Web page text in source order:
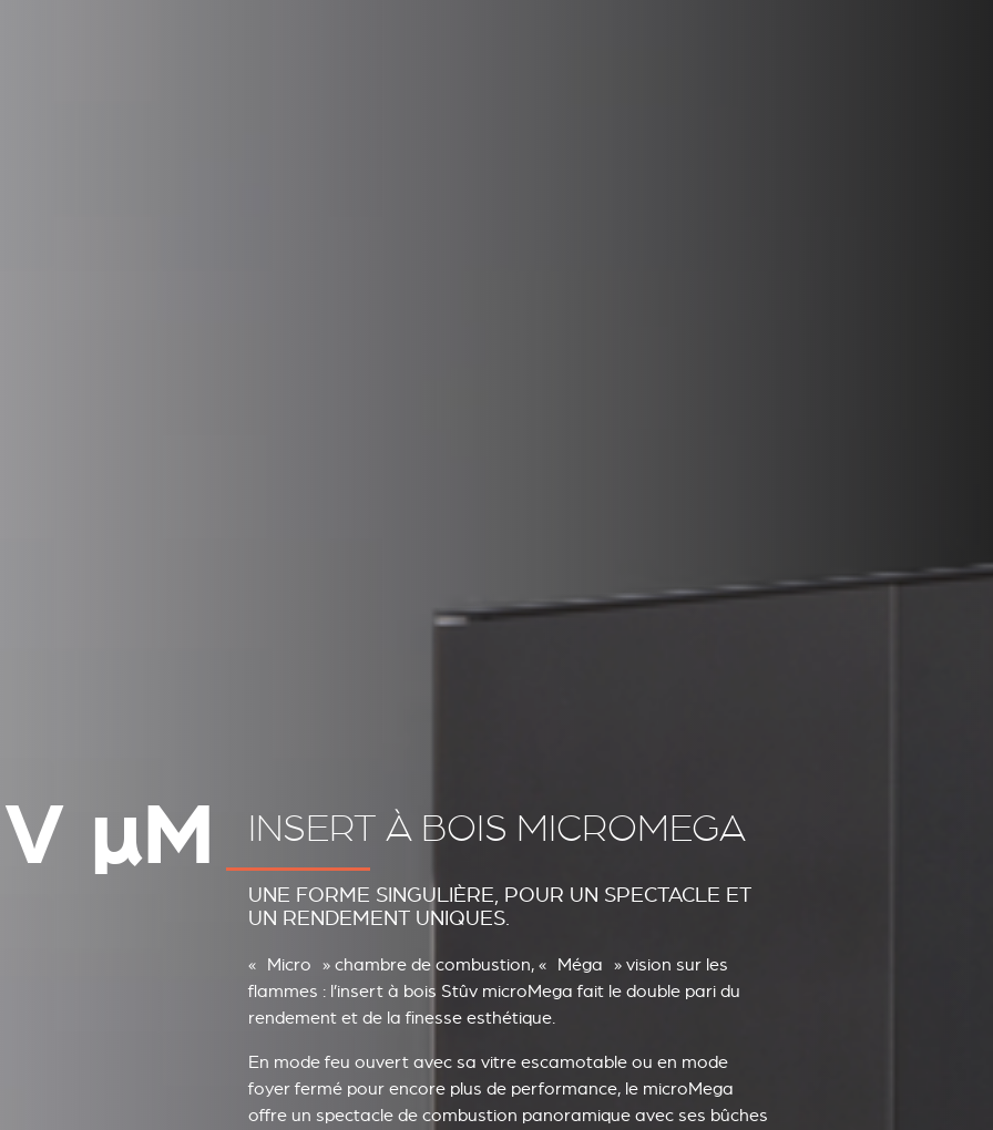
µM INSERT À BOIS MICROMEGA
UNE FORME SINGULIÈRE, POUR UN SPECTACLE ET
UN RENDEMENT UNIQUES.
« Micro » chambre de combustion, « Méga » vision sur les
flammes : l’insert à bois Stûv microMega fait le double pari du
rendement et de la finesse esthétique.
En mode feu ouvert avec sa vitre escamotable ou en mode
foyer fermé pour encore plus de performance, le microMega
offre un spectacle de combustion panoramique avec ses bûches